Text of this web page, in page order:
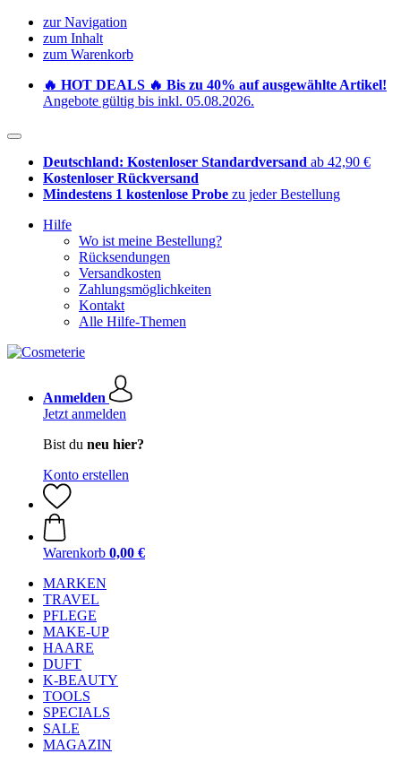
zur Navigation
zum Inhalt
zum Warenkorb
🔥 HOT DEALS 🔥 Bis zu 40% auf ausgewählte Artikel!
Angebote gültig bis inkl. 05.08.2026.
Deutschland: Kostenloser Standardversand ab 42,90 €
Kostenloser Rückversand
Mindestens 1 kostenlose Probe zu jeder Bestellung
Hilfe
Wo ist meine Bestellung?
Rücksendungen
Versandkosten
Zahlungsmöglichkeiten
Kontakt
Alle Hilfe-Themen
Anmelden
Jetzt anmelden
Bist du neu hier?
Konto erstellen
Warenkorb 0,00 €
MARKEN
TRAVEL
PFLEGE
MAKE-UP
HAARE
DUFT
K-BEAUTY
TOOLS
SPECIALS
SALE
MAGAZIN